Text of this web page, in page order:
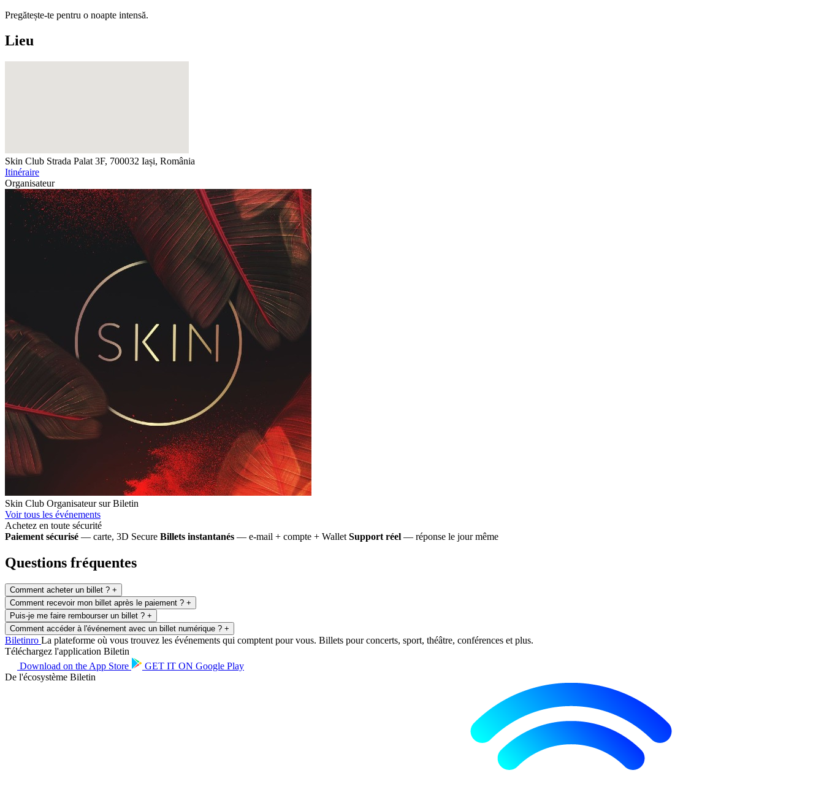
Pregătește-te pentru o noapte intensă.
Lieu
Skin Club Strada Palat 3F, 700032 Iași, România
Itinéraire
Organisateur
Skin Club Organisateur sur Biletin
Voir tous les événements
Achetez en toute sécurité
Paiement sécurisé — carte, 3D Secure Billets instantanés — e-mail + compte + Wallet Support réel — réponse le jour même
Questions fréquentes
Comment acheter un billet ? +
Comment recevoir mon billet après le paiement ? +
Puis-je me faire rembourser un billet ? +
Comment accéder à l'événement avec un billet numérique ? +
Biletinro La plateforme où vous trouvez les événements qui comptent pour vous. Billets pour concerts, sport, théâtre, conférences et plus.
Téléchargez l'application Biletin
Download on the App Store GET IT ON Google Play
De l'écosystème Biletin